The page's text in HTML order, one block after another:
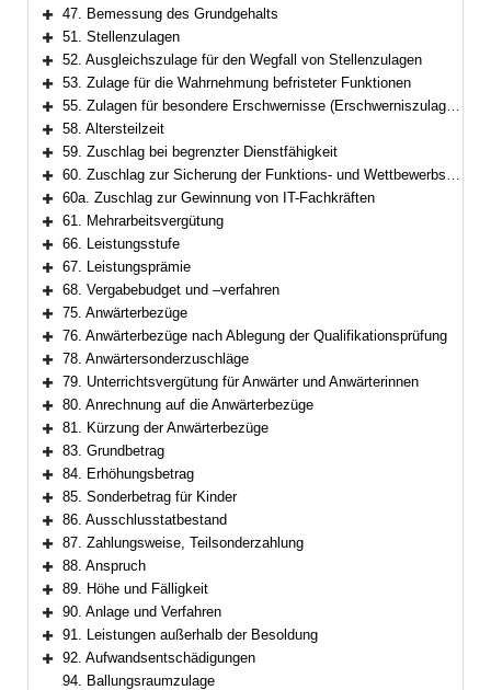
Bereich erweitern
47. Bemessung des Grundgehalts
Bereich erweitern
51. Stellenzulagen
Bereich erweitern
52. Ausgleichszulage für den Wegfall von Stellenzulagen
Bereich erweitern
53. Zulage für die Wahrnehmung befristeter Funktionen
Bereich erweitern
55. Zulagen für besondere Erschwernisse (Erschwerniszulagen)
Bereich erweitern
58. Altersteilzeit
Bereich erweitern
59. Zuschlag bei begrenzter Dienstfähigkeit
Bereich erweitern
60. Zuschlag zur Sicherung der Funktions- und Wettbewerbsfähigkeit
Bereich erweitern
60a. Zuschlag zur Gewinnung von IT-Fachkräften
Bereich erweitern
61. Mehrarbeitsvergütung
Bereich erweitern
66. Leistungsstufe
Bereich erweitern
67. Leistungsprämie
Bereich erweitern
68. Vergabebudget und –verfahren
Bereich erweitern
75. Anwärterbezüge
Bereich erweitern
76. Anwärterbezüge nach Ablegung der Qualifikationsprüfung
Bereich erweitern
78. Anwärtersonderzuschläge
Bereich erweitern
79. Unterrichtsvergütung für Anwärter und Anwärterinnen
Bereich erweitern
80. Anrechnung auf die Anwärterbezüge
Bereich erweitern
81. Kürzung der Anwärterbezüge
Bereich erweitern
83. Grundbetrag
Bereich erweitern
84. Erhöhungsbetrag
Bereich erweitern
85. Sonderbetrag für Kinder
Bereich erweitern
86. Ausschlusstatbestand
Bereich erweitern
87. Zahlungsweise, Teilsonderzahlung
Bereich erweitern
88. Anspruch
Bereich erweitern
89. Höhe und Fälligkeit
Bereich erweitern
90. Anlage und Verfahren
Bereich erweitern
91. Leistungen außerhalb der Besoldung
Bereich erweitern
92. Aufwandsentschädigungen
94. Ballungsraumzulage